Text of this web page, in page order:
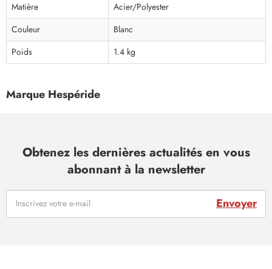
Matière
Acier/Polyester
Couleur
Blanc
Poids
1.4 kg
Marque Hespéride
Obtenez les dernières actualités en vous
abonnant à la newsletter
Envoyer